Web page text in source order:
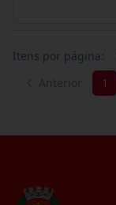
Itens por página:
1